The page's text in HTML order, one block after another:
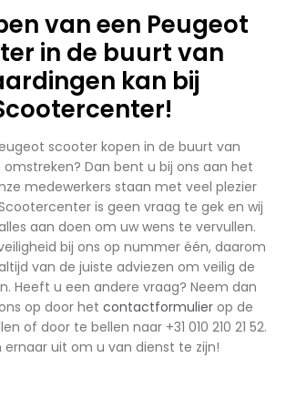
van een Peugeot
in de buurt van
kan bij
scooter kopen in de buurt van
omstreken? Dan bent u bij ons aan het
medewerkers staan met veel plezier
is geen vraag te gek en wij
aan doen om uw wens te vervullen.
bij ons op nummer één, daarom
van de juiste adviezen om veilig de
Heeft u een andere vraag? Neem dan
op door het contactformulierop de
of door te bellen naar +31 010 210 21 52.
ernaar uit om u van dienst te zijn!